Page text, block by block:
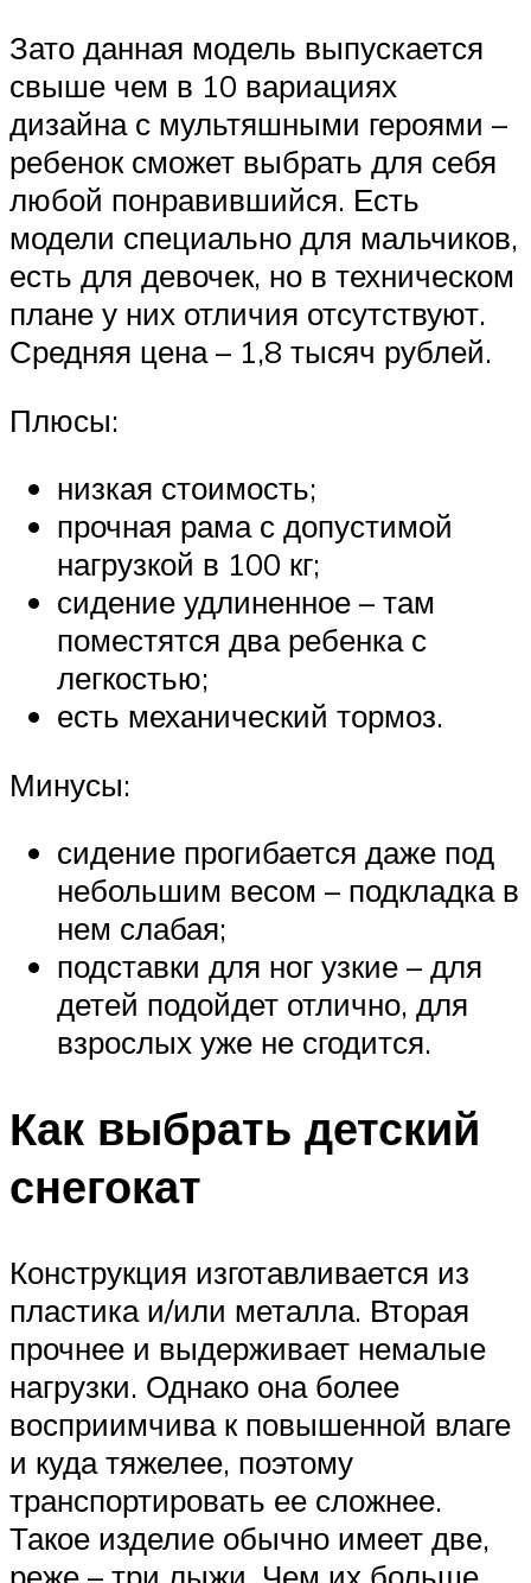
Зато данная модель выпускается
свыше чем в 10 вариациях
дизайна с мультяшными героями –
ребенок сможет выбрать для себя
любой понравившийся. Есть
модели специально для мальчиков,
есть для девочек, но в техническом
плане у них отличия отсутствуют.
Средняя цена – 1,8 тысяч рублей.
Плюсы:
низкая стоимость;
прочная рама с допустимой
нагрузкой в 100 кг;
сидение удлиненное – там
поместятся два ребенка с
легкостью;
есть механический тормоз.
Минусы:
сидение прогибается даже под
небольшим весом – подкладка в
нем слабая;
подставки для ног узкие – для
детей подойдет отлично, для
взрослых уже не сгодится.
Как выбрать детский
снегокат
Конструкция изготавливается из
пластика и/или металла. Вторая
прочнее и выдерживает немалые
нагрузки. Однако она более
восприимчива к повышенной влаге
и куда тяжелее, поэтому
транспортировать ее сложнее.
Такое изделие обычно имеет две,